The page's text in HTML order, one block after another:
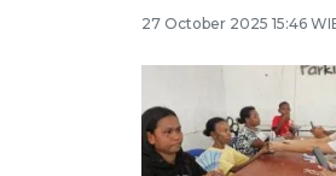
27 October 2025 15:46